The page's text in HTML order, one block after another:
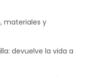
materiales y
devuelve la vida a